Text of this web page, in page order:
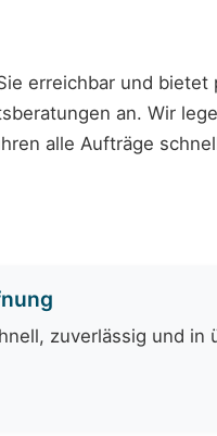
erreichbar und
an. Wir
alle Aufträge
zuverlässig und in